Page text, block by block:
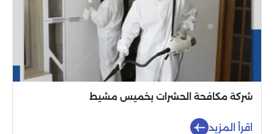
شركة مكافحة الحشرات بخميس مشيط
اقرأ المزيد